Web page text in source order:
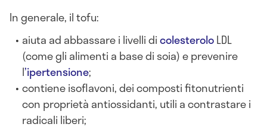
In generale, il tofu:
aiuta ad abbassare i livelli dicolesteroloLDL
(come gli alimenti a base di soia) e prevenire
l’ipertensione;
contiene isoflavoni, dei composti fitonutrienti
con proprietà antiossidanti, utili a contrastare i
radicali liberi;